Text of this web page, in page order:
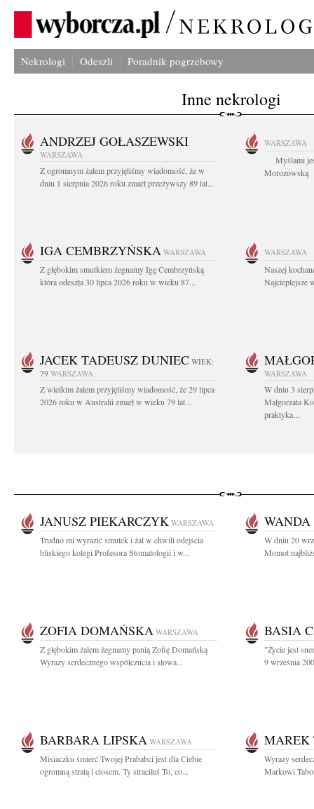
Nekrologi Odeszli Poradnik pogrzebowy
Inne nekrologi
ANDRZEJ GOŁASZEWSKI
WARSZAWA
Z ogromnym żalem przyjęliśmy wiadomość, że w
dniu 1 sierpnia 2026 roku zmarł przeżywszy 89 lat...
WARSZAWA
Myślami
Morozowską
IGA CEMBRZYŃSKA WARSZAWA
Z głębokim smutkiem żegnamy Igę Cembrzyńską
która odeszła 30 lipca 2026 roku w wieku 87...
WARSZAWA
Naszej
Najcieplejsze
JACEK TADEUSZ DUNIEC WIEK:
79 WARSZAWA
Z wielkim żalem przyjęliśmy wiadomość, że 29 lipca
2026 roku w Australii zmarł w wieku 79 lat...
WARSZAWA
W dniu 3
Małgorzata
praktyka...
JANUSZ PIEKARCZYK WARSZAWA
Trudno mi wyrazić smutek i żal w chwili odejścia
bliskiego kolegi Profesora Stomatologii i w...
W dniu 20
Momot
ZOFIA DOMAŃSKA WARSZAWA
Z głębokim żalem żegnamy panią Zofię Domańską
Wyrazy serdecznego współczucia i słowa...
BASIA
"Życie jest
9 września
BARBARA LIPSKA WARSZAWA
Misiaczku śmierć Twojej Prababci jest dla Ciebie
ogromną stratą i ciosem. Ty straciłeś To, co...
MAREK
Wyrazy
Markowi